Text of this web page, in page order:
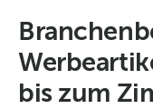
bis zum